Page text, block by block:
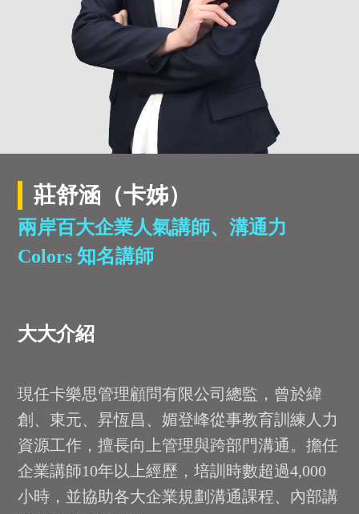
莊舒涵（卡姊）
兩岸百大企業人氣講師、溝通力
Colors 知名講師
大大介紹
現任卡樂思管理顧問有限公司總監，曾於緯
創、東元、昇恆昌、媚登峰從事教育訓練人力
資源工作，擅長向上管理與跨部門溝通。擔任
企業講師10年以上經歷，培訓時數超過4,000
小時，並協助各大企業規劃溝通課程、內部講